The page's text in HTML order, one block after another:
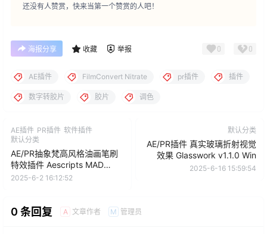
还没有人赞赏，快来当第一个赞赏的人吧！
海报分享 收藏 举报 0 0
AE插件 FilmConvert Nitrate pr插件 插件
数字转胶片 胶片 调色
AE插件 PR插件 软件插件
默认分类
AE/PR抽象梵高风格油画笔刷
特效插件 Aescripts MAD
PAINTER
2025-6-2 16:12:52
默认分类
AE/PR插件 真实玻璃折射视觉
效果 Glasswork v1.1.0 Win
2025-6-16 15:59:54
0 条回复 A 文章作者 M 管理员